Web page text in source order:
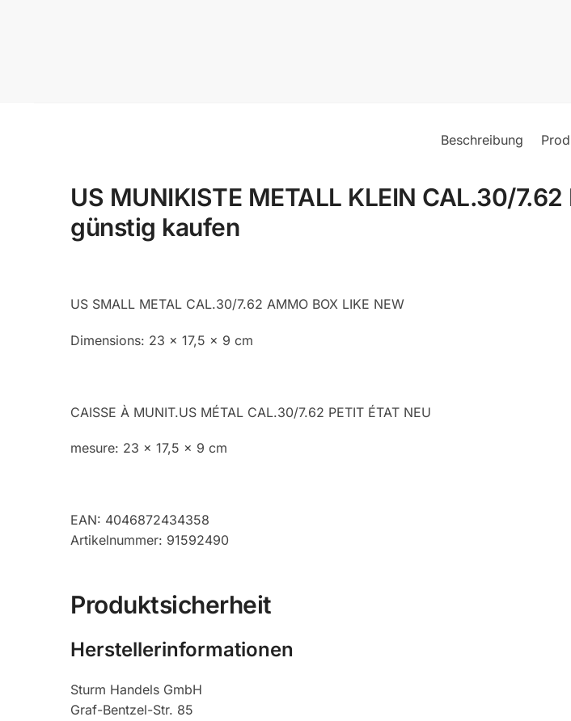
Beschreibung
US MUNIKISTE METALL KLEIN CAL.30/
günstig kaufen
US SMALL METAL CAL.30/7.62 AMMO BOX LIKE NEW
Dimensions: 23 x 17,5 x 9 cm
CAISSE À MUNIT.US MÉTAL CAL.30/7.62 PETIT ÉTAT NEU
mesure: 23 x 17,5 x 9 cm
EAN: 4046872434358
Artikelnummer: 91592490
Produktsicherheit
Herstellerinformationen
Sturm Handels GmbH
Graf-Bentzel-Str. 85